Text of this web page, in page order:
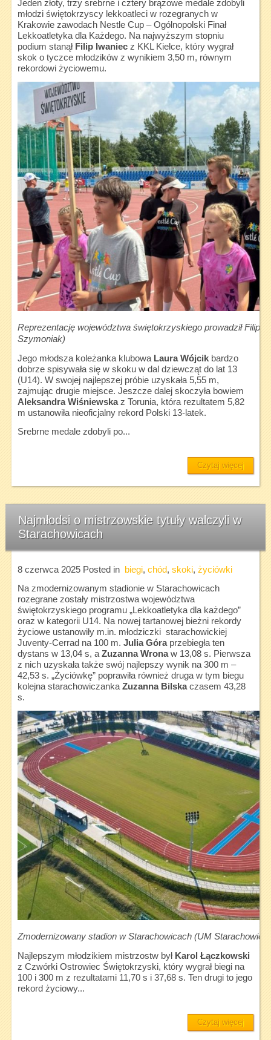
Jeden złoty, trzy srebrne i cztery brązowe medale zdobyli
młodzi świętokrzyscy lekkoatleci w rozegranych w
Krakowie zawodach Nestle Cup – Ogólnopolski Finał
Lekkoatletyka dla Każdego. Na najwyższym stopniu
podium stanął Filip Iwaniecz KKL Kielce, który wygrał
skok o tyczce młodzików z wynikiem 3,50 m, równym
rekordowi życiowemu.
Reprezentację województwa świętokrzyskiego prowadził Filip
Szymoniak)
Jego młodsza koleżanka klubowa Laura Wójcikbardzo
dobrze spisywała się w skoku w dal dziewcząt do lat 13
(U14). W swojej najlepszej próbie uzyskała 5,55 m,
zajmując drugie miejsce. Jeszcze dalej skoczyła bowiem
Aleksandra Wiśniewskaz Torunia, która rezultatem 5,82
m ustanowiła nieoficjalny rekord Polski 13-latek.
Srebrne medale zdobyli po...
Czytaj więcej
Najmłodsi o mistrzowskie tytuły walczyli w
Starachowicach
8 czerwca 2025Posted in biegi, chód, skoki, życiówki
Na zmodernizowanym stadionie w Starachowicach
rozegrane zostały mistrzostwa województwa
świętokrzyskiego programu „Lekkoatletyka dla każdego”
oraz w kategorii U14. Na nowej tartanowej bieżni rekordy
życiowe ustanowiły m.in. młodziczki starachowickiej
Juventy-Cerrad na 100 m. Julia Góraprzebiegła ten
dystans w 13,04 s, a Zuzanna Wronaw 13,08 s. Pierwsza
z nich uzyskała także swój najlepszy wynik na 300 m –
42,53 s. „Życiówkę” poprawiła również druga w tym biegu
kolejna starachowiczanka Zuzanna Bilskaczasem 43,28
s.
Zmodernizowany stadion w Starachowicach (UM Starachowice)
Najlepszym młodzikiem mistrzostw był Karol Łączkowski
z Czwórki Ostrowiec Świętokrzyski, który wygrał biegi na
100 i 300 m z rezultatami 11,70 s i 37,68 s. Ten drugi to jego
rekord życiowy...
Czytaj więcej